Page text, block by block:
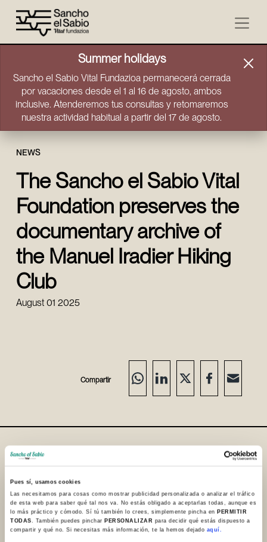
Pues sí, usamos cookies
Las necesitamos para cosas como mostrar publicidad personalizada o analizar el tráfico
de esta web para saber qué tal nos va. No estás obligado a aceptarlas todas, aunque es
lo más práctico y cómodo. Sí tú también lo crees, simplemente pincha enPERMITIR
TODAS . También puedes pincharPERSONALIZAR para decidir qué estás dispuesto a
compartir y qué no. Si necesitas más información, te la hemos dejado aquí.
Summer holidays
Sancho el Sabio Vital Fundazioa permanecerá cerrada
por vacaciones desde el 1 al 16 de agosto, ambos
inclusive. Atenderemos tus consultas y retomaremos
nuestra actividad habitual a partir del 17 de agosto.
NEWS
The Sancho el Sabio Vital
Foundation preserves the
documentary archive of
the Manuel Iradier Hiking
Club
August 01 2025
Compartir
Where are we/ Contact
+34 945 253932
+34 945 250983
info@sanchoelsabio.eus